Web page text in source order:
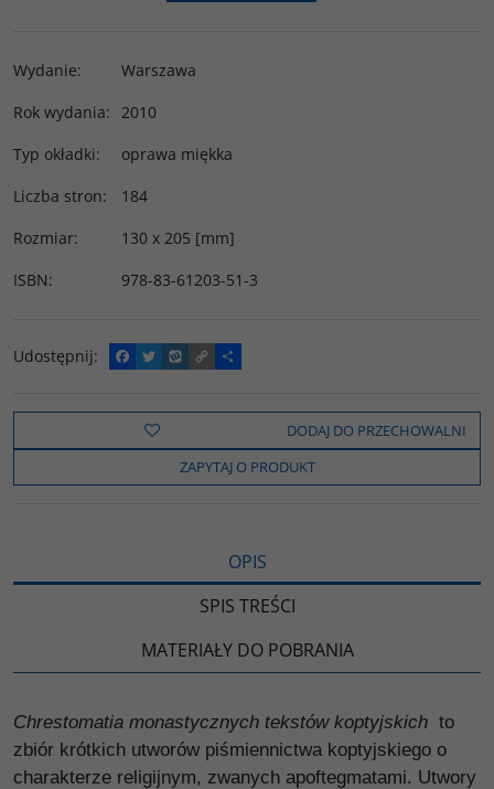
Wydanie:
Warszawa
Rok wydania: 2010
Typ okładki:
oprawa miękka
Liczba stron:
184
Rozmiar:
130 x 205 [mm]
ISBN: 978-83-61203-51-3
Udostępnij:
F
a
e
o
k
T
w
t
t
e
W
y
o
C
o
y
i
n
k
P
o
z
e
l
s
DODAJ DO PRZECHOWALNI
ZAPYTAJ O PRODUKT
OPIS
SPIS TREŚCI
MATERIAŁY DO POBRANIA
Chrestomatia monastycznych tekstów koptyjskich to
zbiór krótkich utworów piśmiennictwa koptyjskiego o
charakterze religijnym, zwanych apoftegmatami. Utwory